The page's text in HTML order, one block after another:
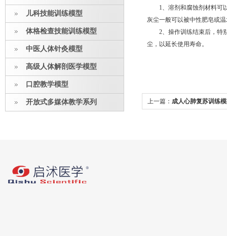
儿科技能训练模型
体格检查技能训练模型
中医人体针灸模型
高级人体解剖医学模型
口腔教学模型
开放式多媒体教学系列
1、溶剂和腐蚀剂材料可以
灰尘一般可以被中性肥皂或
2、操作训练结束后，特别
尘，以延长使用寿命。
上一篇： 成人心肺复苏训练